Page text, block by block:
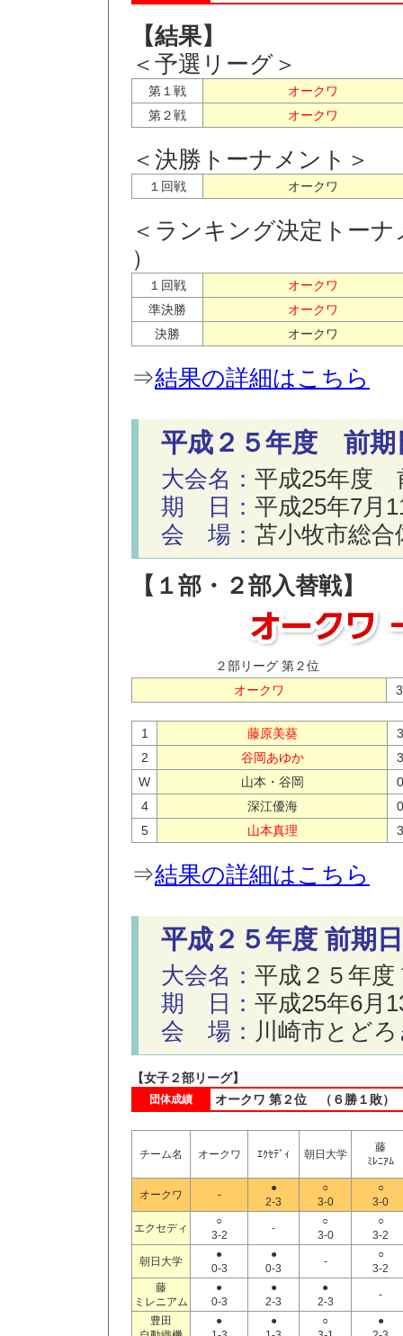
【結果】
＜予選リーグ＞
第１戦
オークワ
第２戦
オークワ
＜決勝トーナメント＞
１回戦 オークワ
＜ランキング決定トー
）
１回戦
オークワ
準決勝
オークワ
決勝
オークワ
⇒結果の詳細はこちら
平成２５年度 前期
大会名： 平成25年度
期 日： 平成25年7月
会 場： 苫小牧市総合
【１部・２部入替戦】
２部リーグ 第２位
オークワ
3
1 藤原美葵
3
2
谷岡あゆか
3
W
山本・谷岡
0
4
深江優海
0
5
山本真理 3
⇒結果の詳細はこちら
平成２５年度 前期
大会名： 平成２５年
期 日： 平成25年6月
会 場： 川崎市とど
【女子２部リーグ】
団体成績 オークワ 第２位 （６勝１敗）
チーム名 オークワ ｴｸｾﾃﾞｨ 朝日大学
藤
ﾐﾚﾆｱﾑ
オークワ -
●
2-3
○
3-0
○
3-0
エクセディ
○
3-2
-
○
3-0
○
3-2
朝日大学
●
0-3
●
0-3
-
○
3-2
藤
ミレニアム
●
0-3
●
2-3
●
2-3
-
豊田
●
●
○
●